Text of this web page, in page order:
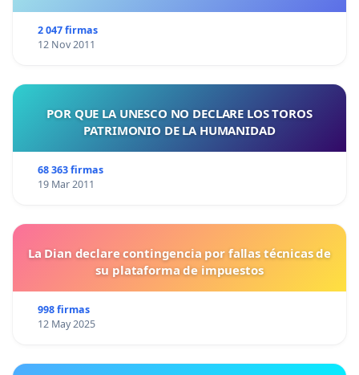
2 047 firmas
12 Nov 2011
POR QUE LA UNESCO NO DECLARE LOS TOROS
PATRIMONIO DE LA HUMANIDAD
68 363 firmas
19 Mar 2011
La Dian declare contingencia por fallas técnicas de
su plataforma de impuestos
998 firmas
12 May 2025